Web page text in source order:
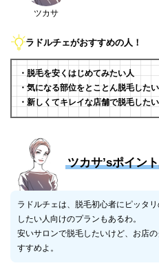
ツカサ
ラドルチェがおすすめの人！
・脱毛を安くはじめてみたい人
・気になる部位をとことん脱毛した
・新しくてキレイな店舗で脱毛した
ツカサ’sポイント
ラドルチェは、脱毛初心者にピッタ
したい人向けのプランもあるわ。
安いサロンで脱毛したいけど、お店
すすめよ。